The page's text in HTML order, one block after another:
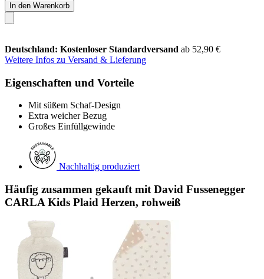
In den Warenkorb
Deutschland: Kostenloser Standardversand ab 52,90 €
Weitere Infos zu Versand & Lieferung
Eigenschaften und Vorteile
Mit süßem Schaf-Design
Extra weicher Bezug
Großes Einfüllgewinde
Nachhaltig produziert
Häufig zusammen gekauft mit David Fussenegger
CARLA Kids Plaid Herzen, rohweiß